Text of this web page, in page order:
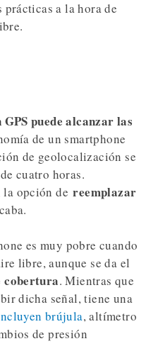
a la hora de
GPS puede alcanzar las
de un smartphone
de geolocalización se
cuatro horas.
la opción dereemplazar
es muy pobre cuando
libre, aunque se da el
cobertura. Mientras que
dicha señal, tiene una
brújula, altímetro
de presión